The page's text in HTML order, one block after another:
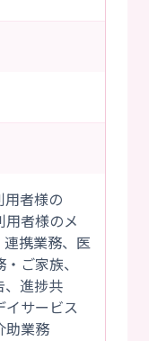
用者様の
用者様のメ
携業務、医
ご家族、
、進捗共
イサービス
助業務